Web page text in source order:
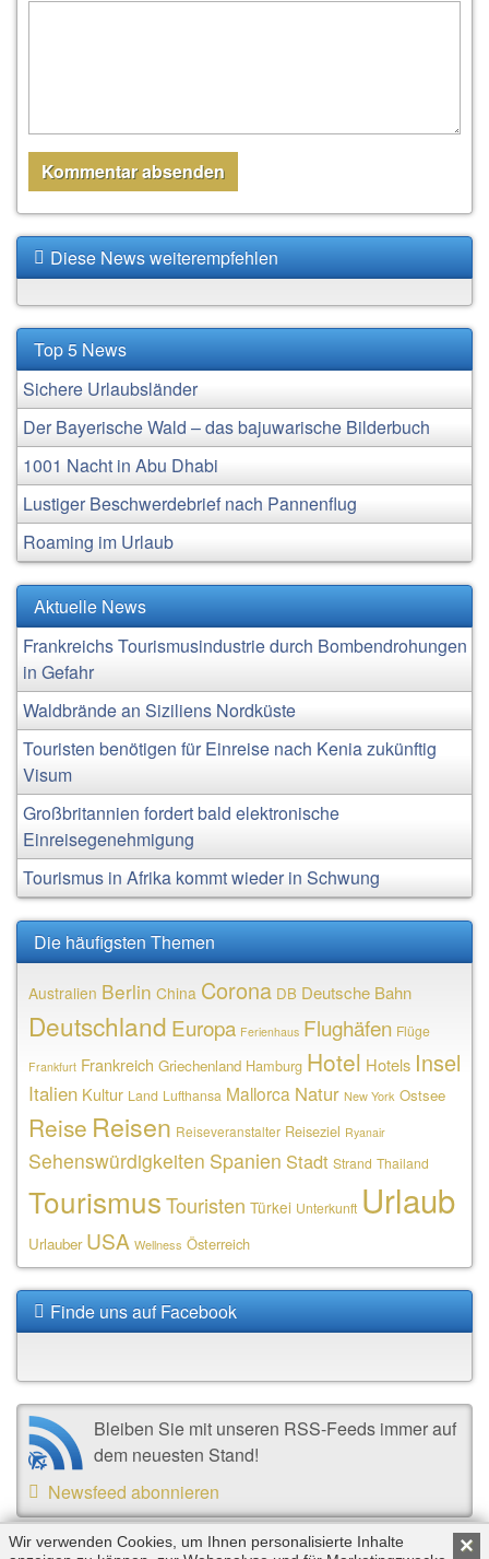
Diese News weiterempfehlen
Top 5 News
Sichere Urlaubsländer
Der Bayerische Wald – das bajuwarische Bilderbuch
1001 Nacht in Abu Dhabi
Lustiger Beschwerdebrief nach Pannenflug
Roaming im Urlaub
Aktuelle News
Frankreichs Tourismusindustrie durch Bombendrohungen
in Gefahr
Waldbrände an Siziliens Nordküste
Touristen benötigen für Einreise nach Kenia zukünftig
Visum
Großbritannien fordert bald elektronische
Einreisegenehmigung
Tourismus in Afrika kommt wieder in Schwung
Die häufigsten Themen
Australien Berlin China Corona DB Deutsche Bahn
Deutschland Europa Ferienhaus Flughäfen Flüge
Frankfurt Frankreich Griechenland Hamburg Hotel Hotels Insel
Italien Kultur Land Lufthansa Mallorca Natur New York Ostsee
Reise Reisen Reiseveranstalter Reiseziel Ryanair
Sehenswürdigkeiten Spanien Stadt Strand Thailand
TourismusTouristen Türkei Unterkunft Urlaub
Urlauber USA Wellness Österreich
Finde uns auf Facebook
Bleiben Sie mit unseren RSS-Feeds immer auf
dem neuesten Stand!
Newsfeed abonnieren
×
Wir verwenden Cookies, um Ihnen personalisierte Inhalte